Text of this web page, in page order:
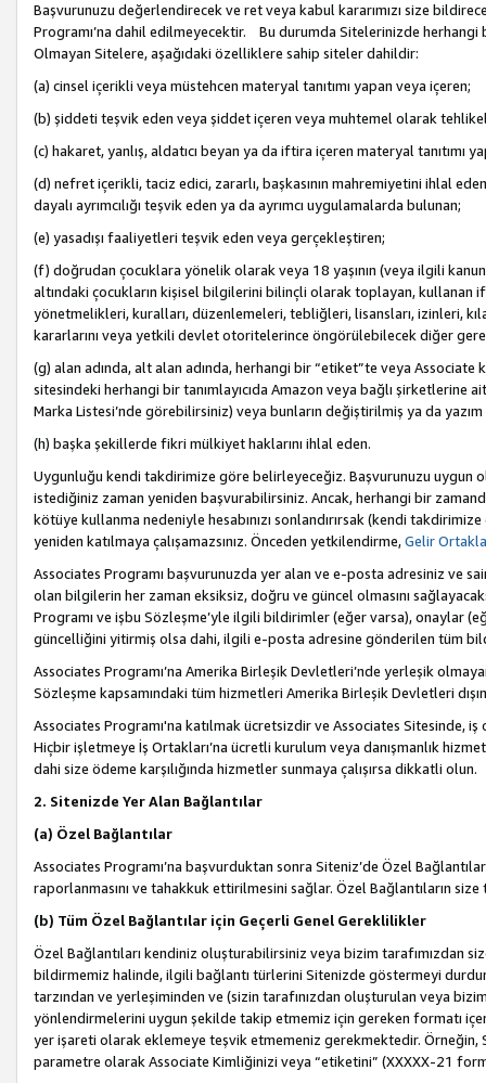
Başvurunuzu değerlendirecek ve ret veya kabul kararımızı size
Programı’na dahil edilmeyecektir. Bu durumda Sitelerinizde herhangi
Olmayan Sitelere, aşağıdaki özelliklere sahip siteler dahildir:
(a) cinsel içerikli veya müstehcen materyal tanıtımı yapan veya içeren;
(b) şiddeti teşvik eden veya şiddet içeren veya muhtemel olarak
(c) hakaret, yanlış, aldatıcı beyan ya da iftira içeren materyal tanıtımı
(d) nefret içerikli, taciz edici, zararlı, başkasının mahremiyetini ihlal
dayalı ayrımcılığı teşvik eden ya da ayrımcı uygulamalarda bulunan;
(e) yasadışı faaliyetleri teşvik eden veya gerçekleştiren;
(f) doğrudan çocuklara yönelik olarak veya 18 yaşının (veya ilgili
altındaki çocukların kişisel bilgilerini bilinçli olarak toplayan, kullanan
yönetmelikleri, kuralları, düzenlemeleri, tebliğleri, lisansları, izinleri,
kararlarını veya yetkili devlet otoritelerince öngörülebilecek diğer
(g) alan adında, alt alan adında, herhangi bir “etiket”te veya
sitesindeki herhangi bir tanımlayıcıda Amazon veya bağlı şirketlerine
Marka Listesi’nde görebilirsiniz) veya bunların değiştirilmiş ya da
(h) başka şekillerde fikri mülkiyet haklarını ihlal eden.
Uygunluğu kendi takdirimize göre belirleyeceğiz. Başvurunuzu uygun
istediğiniz zaman yeniden başvurabilirsiniz. Ancak, herhangi bir
kötüye kullanma nedeniyle hesabınızı sonlandırırsak (kendi
yeniden katılmaya çalışamazsınız. Önceden yetkilendirme,Gelir
Associates Programı başvurunuzda yer alan ve e-posta adresiniz ve
olan bilgilerin her zaman eksiksiz, doğru ve güncel olmasını
Programı ve işbu Sözleşme’yle ilgili bildirimler (eğer varsa), onaylar
güncelliğini yitirmiş olsa dahi, ilgili e-posta adresine gönderilen tüm
Associates Programı’na Amerika Birleşik Devletleri’nde yerleşik
Sözleşme kapsamındaki tüm hizmetleri Amerika Birleşik Devletleri
Associates Programı'na katılmak ücretsizdir ve Associates Sitesinde,
Hiçbir işletmeye İş Ortakları’na ücretli kurulum veya danışmanlık
dahi size ödeme karşılığında hizmetler sunmaya çalışırsa dikkatli olun.
2. Sitenizde Yer Alan Bağlantılar
(a) Özel Bağlantılar
Associates Programı’na başvurduktan sonra Siteniz’de Özel
raporlanmasını ve tahakkuk ettirilmesini sağlar. Özel Bağlantıların
(b) Tüm Özel Bağlantılar için Geçerli Genel Gereklilikler
Özel Bağlantıları kendiniz oluşturabilirsiniz veya bizim tarafımızdan
bildirmemiz halinde, ilgili bağlantı türlerini Sitenizde göstermeyi
tarzından ve yerleşiminden ve (sizin tarafınızdan oluşturulan veya
yönlendirmelerini uygun şekilde takip etmemiz için gereken formatı
yer işareti olarak eklemeye teşvik etmemeniz gerekmektedir. Örneğin,
parametre olarak Associate Kimliğinizi veya “etiketini” (XXXXX-21